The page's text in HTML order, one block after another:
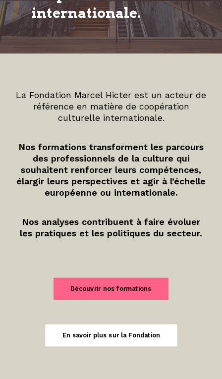
internationale.
La Fondation Marcel Hicter est un acteur de
référence en matière de coopération
culturelle internationale.
Nos formations transforment les parcours
des professionnels de la culture qui
souhaitent renforcer leurs compétences,
élargir leurs perspectives et agir à l’échelle
européenne ou internationale.
Nos analyses contribuent à faire évoluer
les pratiques et les politiques du secteur.
Découvrir nos formations
En savoir plus sur la Fondation